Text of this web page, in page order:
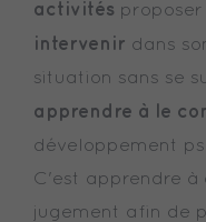
activités
intervenir dans
situation sans se
apprendre à le
développement
C'est apprendre à
jugement afin de